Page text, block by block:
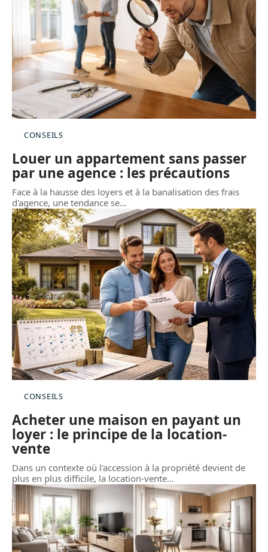
CONSEILS
Louer un appartement sans passer
par une agence : les précautions
Face à la hausse des loyers et à la banalisation des frais
d'agence, une tendance se…
CONSEILS
Acheter une maison en payant un
loyer : le principe de la location-
vente
Dans un contexte où l'accession à la propriété devient de
plus en plus difficile, la location-vente…